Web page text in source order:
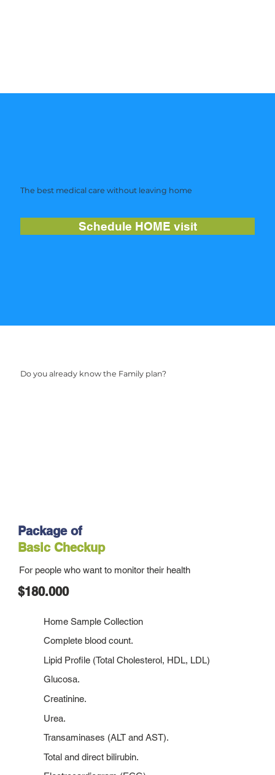
The best medical care without leaving home
Schedule HOME visit
Do you already know the Family plan?
Package of
Basic Checkup
For people who want to monitor their health
$180.000
Home Sample Collection
Complete blood count.
Lipid Profile (Total Cholesterol, HDL, LDL)
Glucosa.
Creatinine.
Urea.
Transaminases (ALT and AST).
Total and direct bilirubin.